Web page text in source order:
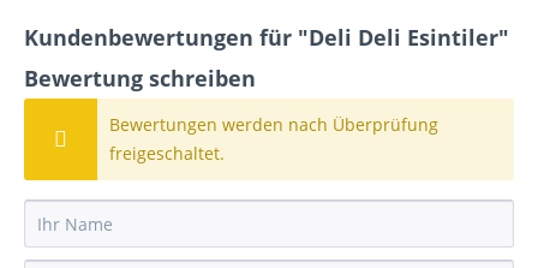
Kundenbewertungen für "Deli Deli Esintiler"
Bewertung schreiben
Bewertungen werden nach Überprüfung
freigeschaltet.